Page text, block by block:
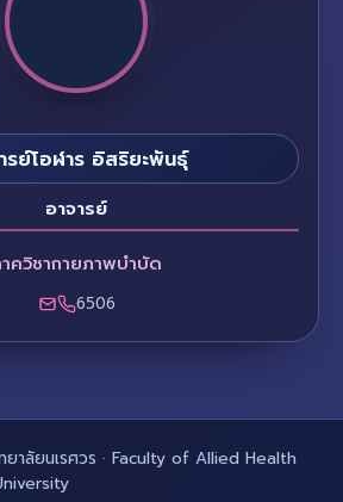
รย์โอฬาร อิสริยะพันธุ์
อาจารย์
ควิชากายภาพบำบัด
6506
าลัยนเรศวร · Faculty of Allied Health